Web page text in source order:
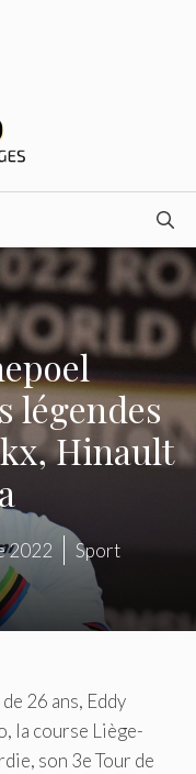
légendes
Hinault
2022 Sport
26 ans, Eddy
la course Liège-
son 3e Tour de